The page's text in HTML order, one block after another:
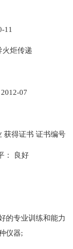
11
火炬传递
07
获得证书 证书编号
： 良好
的专业训练和能力
仪器;